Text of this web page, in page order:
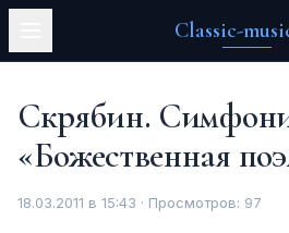
Classic-
Скрябин.
«Божественная
18.03.2011 в 15:43 · Просмотров: 97